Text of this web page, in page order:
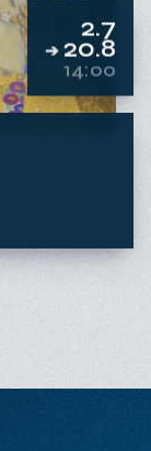
2.7
➔ 20.8
14:00